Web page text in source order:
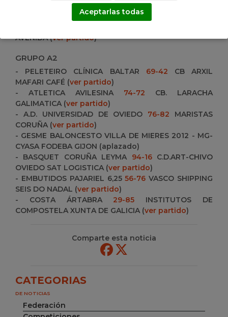
FORMASPACK LA PAZ TORRELAVEGA (
- MANSO LOGISTICA CDSI VALLADOLID
AVENIDA (ver partido)
GRUPO A2
- PELETEIRO CLÍNICA BALTAR 69-42 CB ARXIL
MAFARI CAFÉ (ver partido)
- ATLETICA AVILESINA 74-72 CB. LARACHA
GALIMATICA (ver partido)
- A.D. UNIVERSIDAD DE OVIEDO 76-82 MARISTAS
CORUÑA (ver partido)
- GESME BALONCESTO VILLA DE MIERES 2012 - MG-
CYASA FODEBA GIJON (aplazado)
- BASQUET CORUÑA LEYMA 94-16C.D.ART-CHIVO
OVIEDO SAT LOGISTICA (ver partido)
- EMBUTIDOS PAJARIEL 6,2556-76 VASCO SHIPPING
SEIS DO NADAL (ver partido)
- COSTA ÁRTABRA 29-85 INSTITUTOS DE
COMPOSTELA XUNTA DE GALICIA (ver partido)
Comparte esta noticia
CATEGORIAS
DE NOTICIAS
Federación
Aceptarlas todas